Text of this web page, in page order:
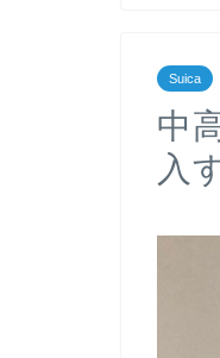
Suica
中
入